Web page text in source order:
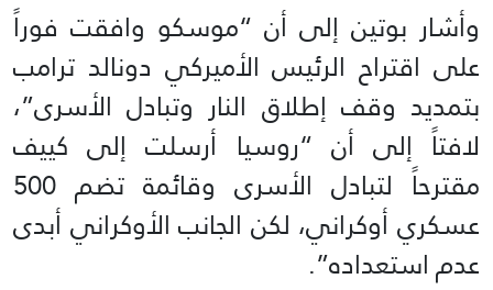
وأشار بوتين إلى أن “موسكو وافقت فوراً
على اقتراح الرئيس الأميركي دونالد ترامب
بتمديد وقف إطلاق النار وتبادل الأسرى”،
لافتاً إلى أن “روسيا أرسلت إلى كييف
مقترحاً لتبادل الأسرى وقائمة تضم 500
عسكري أوكراني، لكن الجانب الأوكراني أبدى
عدم استعداده”.